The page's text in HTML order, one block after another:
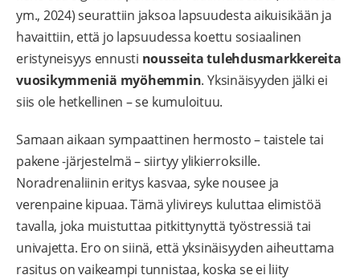
ym., 2024) seurattiin jaksoa lapsuudesta aikuisikään ja
havaittiin, että jo lapsuudessa koettu sosiaalinen
eristyneisyys ennusti nousseita tulehdusmarkkereita
vuosikymmeniä myöhemmin. Yksinäisyyden jälki ei
siis ole hetkellinen – se kumuloituu.
Samaan aikaan sympaattinen hermosto – taistele tai
pakene -järjestelmä – siirtyy ylikierroksille.
Noradrenaliinin eritys kasvaa, syke nousee ja
verenpaine kipuaa. Tämä ylivireys kuluttaa elimistöä
tavalla, joka muistuttaa pitkittynyttä työstressiä tai
univajetta. Ero on siinä, että yksinäisyyden aiheuttama
rasitus on vaikeampi tunnistaa, koska se ei liity